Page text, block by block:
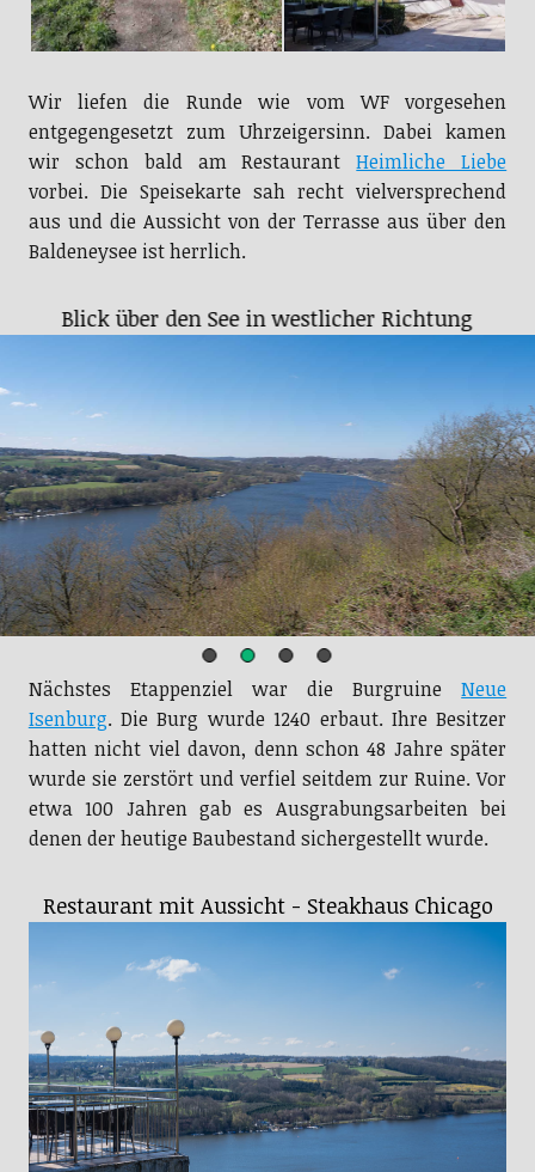
Wir liefen die Runde wie vom WF vorgesehen
entgegengesetzt zum Uhrzeigersinn. Dabei kamen
wir schon bald am RestaurantHeimliche Liebe
vorbei. Die Speisekarte sah recht vielversprechend
aus und die Aussicht von der Terrasse aus über den
Baldeneysee ist herrlich.
Blick über den See in westlicher Richtung
Nächstes Etappenziel war die BurgruineNeue
Isenburg. Die Burg wurde 1240 erbaut. Ihre Besitzer
hatten nicht viel davon, denn schon 48 Jahre später
wurde sie zerstört und verfiel seitdem zur Ruine. Vor
etwa 100 Jahren gab es Ausgrabungsarbeiten bei
denen der heutige Baubestand sichergestellt wurde.
Restaurant mit Aussicht - Steakhaus Chicago